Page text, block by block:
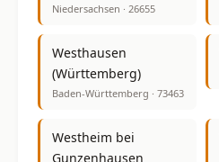
Niedersachsen · 26655
Westhausen
(Württemberg)
Baden-Württemberg · 73463
Westheim bei
Gunzenhausen